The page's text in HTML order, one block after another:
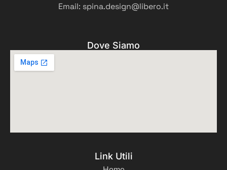
Link Utili
Dove Siamo
Email: spina.design@libero.it